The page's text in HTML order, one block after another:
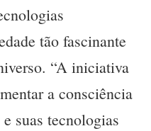
tão fascinante
“A iniciativa
a consciência
suas tecnologias